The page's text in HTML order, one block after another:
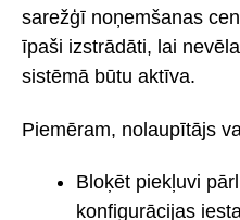
sarežģī noņemšanas
īpaši izstrādāti, lai
sistēmā būtu aktīva.
Piemēram, nolaupītājs
Bloķēt piekļuvi
konfigurācijas